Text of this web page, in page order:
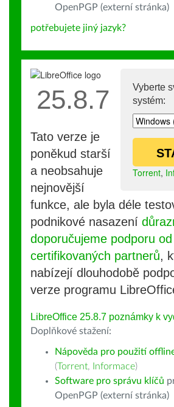
OpenPGP (externí stránka)
potřebujete jiný jazyk?
Vyberte
systém:
Torrent,
25.8.7
Tato verze je
poněkud starší
a neobsahuje
nejnovější
funkce, ale byla déle
podnikové nasazení
doporučujeme podporu od
certifikovaných partnerů,
nabízejí dlouhodobě
verze programu
LibreOffice 25.8.7 poznámky k
Doplňkové stažení:
Nápověda pro použití
(Torrent, Informace)
Software pro správu klíčů
OpenPGP (externí stránka)